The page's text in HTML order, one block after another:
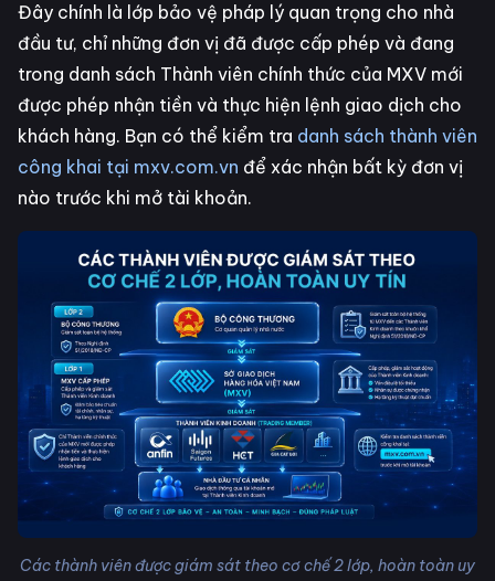
Đây chính là lớp bảo vệ pháp lý quan trọng cho nhà
đầu tư, chỉ những đơn vị đã được cấp phép và đang
trong danh sách Thành viên chính thức của MXV mới
được phép nhận tiền và thực hiện lệnh giao dịch cho
khách hàng. Bạn có thể kiểm tra danh sách thành viên
công khai tại mxv.com.vn để xác nhận bất kỳ đơn vị
nào trước khi mở tài khoản.
Các thành viên được giám sát theo cơ chế 2 lớp, hoàn toàn uy